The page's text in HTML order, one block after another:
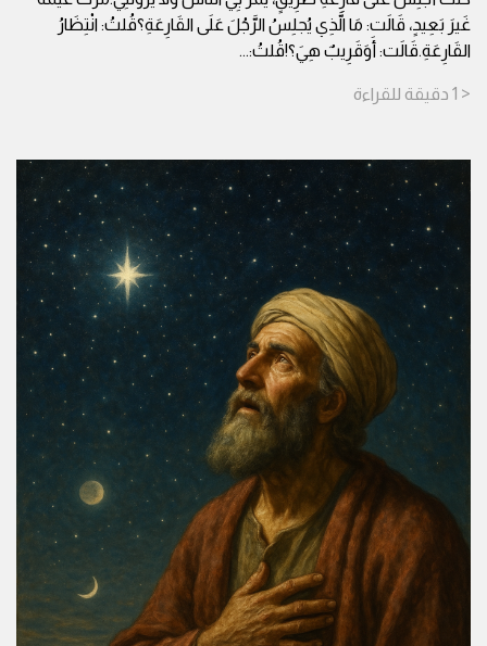
غَيرَ بَعِيدٍ، قَالَت: مَا الَّذِي يُجلِسُ الرَّجُلَ عَلَى القَارِعَةِ؟قُلتُ: انْتِظَارُ
القَارِعَةِ.قَالَت: أَوَقَرِيبٌ هِيَ؟!قُلتُ:...
< 1 دقيقة للقراءة